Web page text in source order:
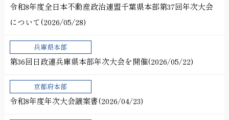
令和8年度全日本不動産政治連盟千葉県本部第37回年次大会
について(2026/05/28)
兵庫県本部
第36回日政連兵庫県本部年次大会を開催(2026/05/22)
京都府本部
令和8年度年次大会議案書(2026/04/23)